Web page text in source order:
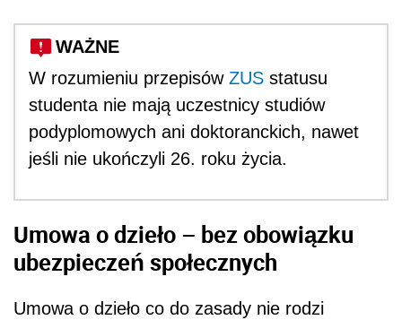
WAŻNE
W rozumieniu przepisów ZUS statusu
studenta nie mają uczestnicy studiów
podyplomowych ani doktoranckich, nawet
jeśli nie ukończyli 26. roku życia.
Umowa o dzieło – bez obowiązku
ubezpieczeń społecznych
Umowa o dzieło co do zasady nie rodzi